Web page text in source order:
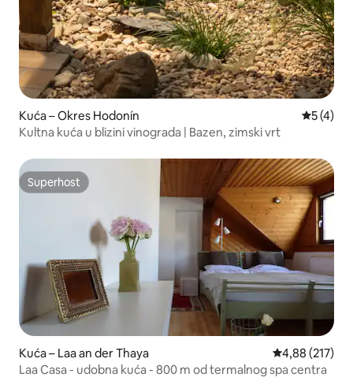
Kuća – Okres Hodonín
5 (4)
Kultna kuća u blizini vinograda | Bazen, zimski vrt
Superhost
Superhost
Kuća – Laa an der Thaya Prosječna
4,88 (217)
Laa Casa - udobna kuća - 800 m od termalnog spa centra